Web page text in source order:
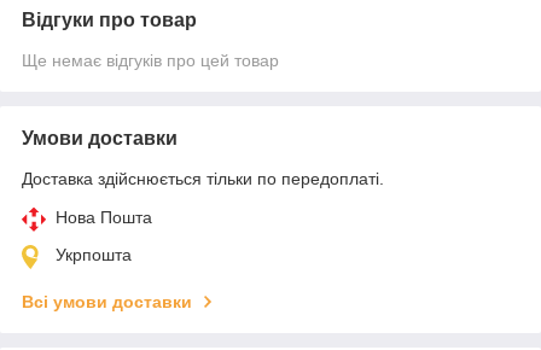
Відгуки про товар
Ще немає відгуків про цей товар
Умови доставки
Доставка здійснюється тільки по передоплаті.
Нова Пошта
Укрпошта
Всі умови доставки